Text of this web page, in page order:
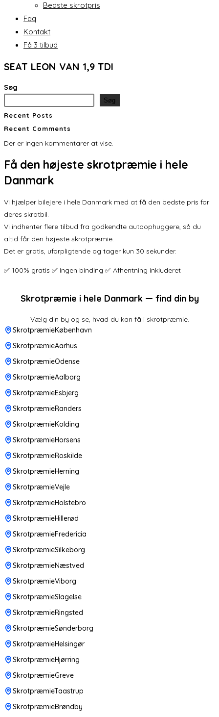
Bedste skrotpris
Faq
Kontakt
Få 3 tilbud
SEAT LEON VAN 1,9 TDI
Søg
Søg
Recent Posts
Recent Comments
Der er ingen kommentarer at vise.
Få den højeste skrotpræmie i hele
Danmark
Vi hjælper bilejere i hele Danmark med at få den bedste pris for
deres skrotbil.
Vi indhenter flere tilbud fra godkendte autoophuggere, så du
altid får den højeste skrotpræmie.
Det er gratis, uforpligtende og tager kun 30 sekunder.
✅ 100% gratis ✅ Ingen binding ✅ Afhentning inkluderet
Skrotpræmie i hele Danmark — find din by
Vælg din by og se, hvad du kan få i skrotpræmie.
SkrotpræmieKøbenhavn
SkrotpræmieAarhus
SkrotpræmieOdense
SkrotpræmieAalborg
SkrotpræmieEsbjerg
SkrotpræmieRanders
SkrotpræmieKolding
SkrotpræmieHorsens
SkrotpræmieRoskilde
SkrotpræmieHerning
SkrotpræmieVejle
SkrotpræmieHolstebro
SkrotpræmieHillerød
SkrotpræmieFredericia
SkrotpræmieSilkeborg
SkrotpræmieNæstved
SkrotpræmieViborg
SkrotpræmieSlagelse
SkrotpræmieRingsted
SkrotpræmieSønderborg
SkrotpræmieHelsingør
SkrotpræmieHjørring
SkrotpræmieGreve
SkrotpræmieTaastrup
SkrotpræmieBrøndby